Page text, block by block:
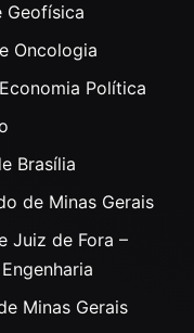
Geofísica
Oncologia
Política
Brasília
de Minas Gerais
Juiz de Fora –
Minas Gerais